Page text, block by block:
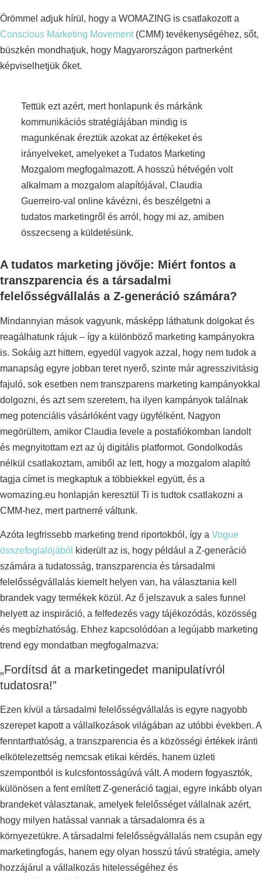
Örömmel adjuk hírül, hogy a WOMAZING is csatlakozott a
Conscious Marketing Movement(CMM) tevékenységéhez, sőt,
büszkén mondhatjuk, hogy Magyarországon partnerként
képviselhetjük őket.
Tettük ezt azért, mert honlapunk és márkánk
kommunikációs stratégiájában mindig is
magunkénak éreztük azokat az értékeket és
irányelveket, amelyeket a Tudatos Marketing
Mozgalom megfogalmazott. A hosszú hétvégén volt
alkalmam a mozgalom alapítójával, Claudia
Guerreiro-val online kávézni, és beszélgetni a
tudatos marketingről és arról, hogy mi az, amiben
összecseng a küldetésünk.
A tudatos marketing jövője: Miért fontos a
transzparencia és a társadalmi
felelősségvállalás a Z-generáció számára?
Mindannyian mások vagyunk, másképp láthatunk dolgokat és
reagálhatunk rájuk – így a különböző marketing kampányokra
is. Sokáig azt hittem, egyedül vagyok azzal, hogy nem tudok a
manapság egyre jobban teret nyerő, szinte már agresszivitásig
fajuló, sok esetben nem transzparens marketing kampányokkal
dolgozni, és azt sem szeretem, ha ilyen kampányok találnak
meg potenciális vásárlóként vagy ügyfélként. Nagyon
megörültem, amikor Claudia levele a postafiókomban landolt
és megnyitottam ezt az új digitális platformot. Gondolkodás
nélkül csatlakoztam, amiből az lett, hogy a mozgalom alapító
tagja címet is megkaptuk a többiekkel együtt, és a
womazing.eu honlapján keresztül Ti is tudtok csatlakozni a
CMM-hez, mert partnerré váltunk.
Azóta legfrissebb marketing trend riportokból, így a Vogue
összefoglalójából kiderült az is, hogy például a Z-generáció
számára a tudatosság, transzparencia és társadalmi
felelősségvállalás kiemelt helyen van, ha választania kell
brandek vagy termékek közül. Az ő jelszavuk a sales funnel
helyett az inspiráció, a felfedezés vagy tájékozódás, közösség
és megbízhatóság. Ehhez kapcsolódóan a legújabb marketing
trend egy mondatban megfogalmazva:
„Fordítsd át a marketingedet manipulatívról
tudatosra!”
Ezen kívül a társadalmi felelősségvállalás is egyre nagyobb
szerepet kapott a vállalkozások világában az utóbbi években. A
fenntarthatóság, a transzparencia és a közösségi értékek iránti
elkötelezettség nemcsak etikai kérdés, hanem üzleti
szempontból is kulcsfontosságúvá vált. A modern fogyasztók,
különösen a fent említett Z-generáció tagjai, egyre inkább olyan
brandeket választanak, amelyek felelősséget vállalnak azért,
hogy milyen hatással vannak a társadalomra és a
környezetükre. A társadalmi felelősségvállalás nem csupán egy
marketingfogás, hanem egy olyan hosszú távú stratégia, amely
hozzájárul a vállalkozás hitelességéhez és